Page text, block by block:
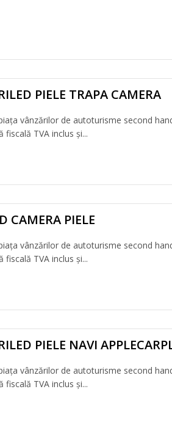
PIELE TRAPA CAMERA
vânzărilor de autoturisme second
TVA inclus și...
CAMERA PIELE
vânzărilor de autoturisme second
TVA inclus și...
PIELE NAVI
vânzărilor de autoturisme second
TVA inclus și...